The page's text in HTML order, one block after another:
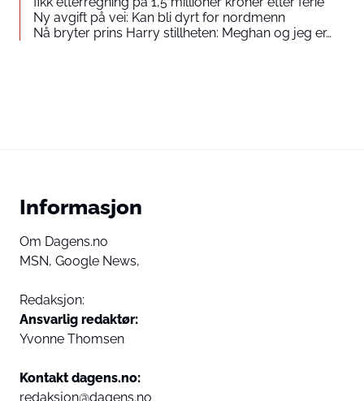
Ny avgift på vei: Kan bli dyrt for nordmenn
Nå bryter prins Harry stillheten: Meghan og jeg er…
Informasjon
Om Dagens.no
MSN, Google News,
Redaksjon:
Ansvarlig redaktør:
Yvonne Thomsen
Kontakt dagens.no:
redaksjon@dagens.no